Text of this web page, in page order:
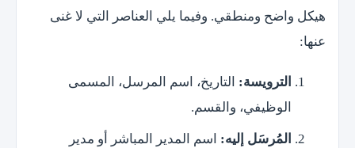
هيكل واضح ومنطقي. وفيما يلي العناصر التي لا غنى
عنها:
الترويسة: التاريخ، اسم المرسل، المسمى
الوظيفي، والقسم.
المُرسَل إليه: اسم المدير المباشر أو مدير